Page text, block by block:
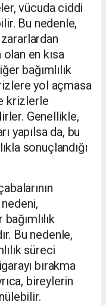
vücuda ciddi
Bu nedenle,
en kısa
bağımlılık
yol açmasa
krizlerle
Genellikle,
yapılsa da, bu
sonuçlandığı
bağımlılık
Bu nedenle,
süreci
bırakma
bireylerin